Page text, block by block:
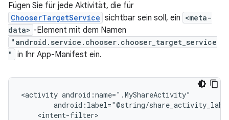
Fügen Sie für jede Aktivität, die für
ChooserTargetService sichtbar sein soll, ein <meta-
data> -Element mit dem Namen
"android.service.chooser.chooser_target_service
"
in Ihr App-Manifest ein.
<activity